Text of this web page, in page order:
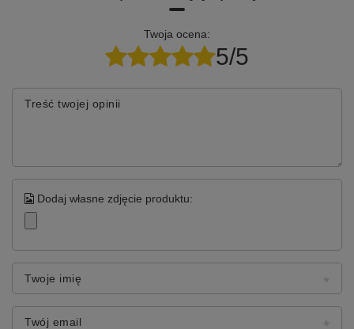
Twoja ocena:
5/5
Treść twojej opinii
Dodaj własne zdjęcie produktu:
Twoje imię
Twój email